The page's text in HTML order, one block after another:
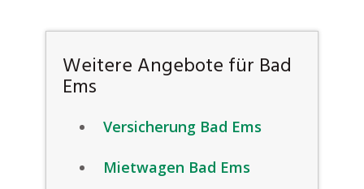
Weitere Angebote für Bad
Ems
Versicherung Bad Ems
Mietwagen Bad Ems